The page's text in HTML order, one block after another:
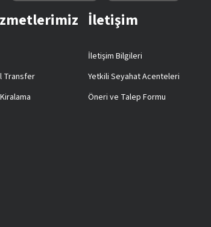
Transfer
İletişim
İletişim Bilgileri
Yetkili Seyahat Acenteleri
Öneri ve Talep Formu